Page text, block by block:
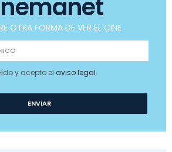
OTRA FORMA DE VER EL CINE
y acepto el aviso legal.